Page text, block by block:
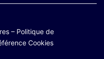
– Politique de
Cookies